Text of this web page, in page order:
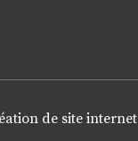
de site internet